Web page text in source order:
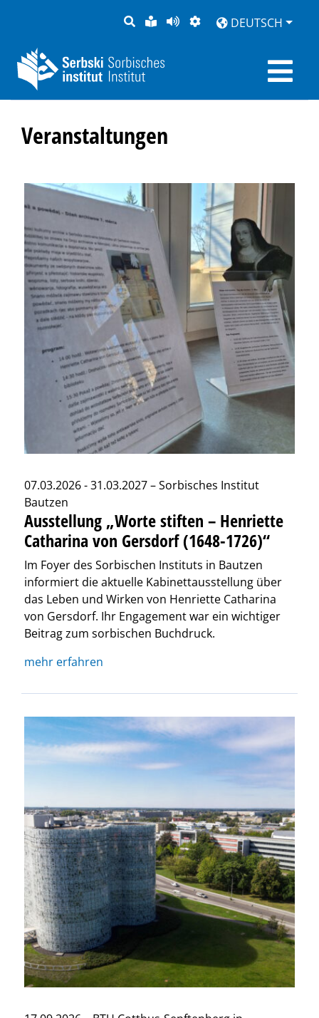
SUCHELEICHTE
SPRACHE
SEITEDARSTELLUNG
DEUTSCH
Veranstaltungen
07.03.2026 - 31.03.2027 – Sorbisches Institut
Bautzen
Ausstellung „Worte stiften – Henriette
Catharina von Gersdorf (1648-1726)“
Im Foyer des Sorbischen Instituts in Bautzen
informiert die aktuelle Kabinettausstellung über
das Leben und Wirken von Henriette Catharina
von Gersdorf. Ihr Engagement war ein wichtiger
Beitrag zum sorbischen Buchdruck.
mehr erfahren